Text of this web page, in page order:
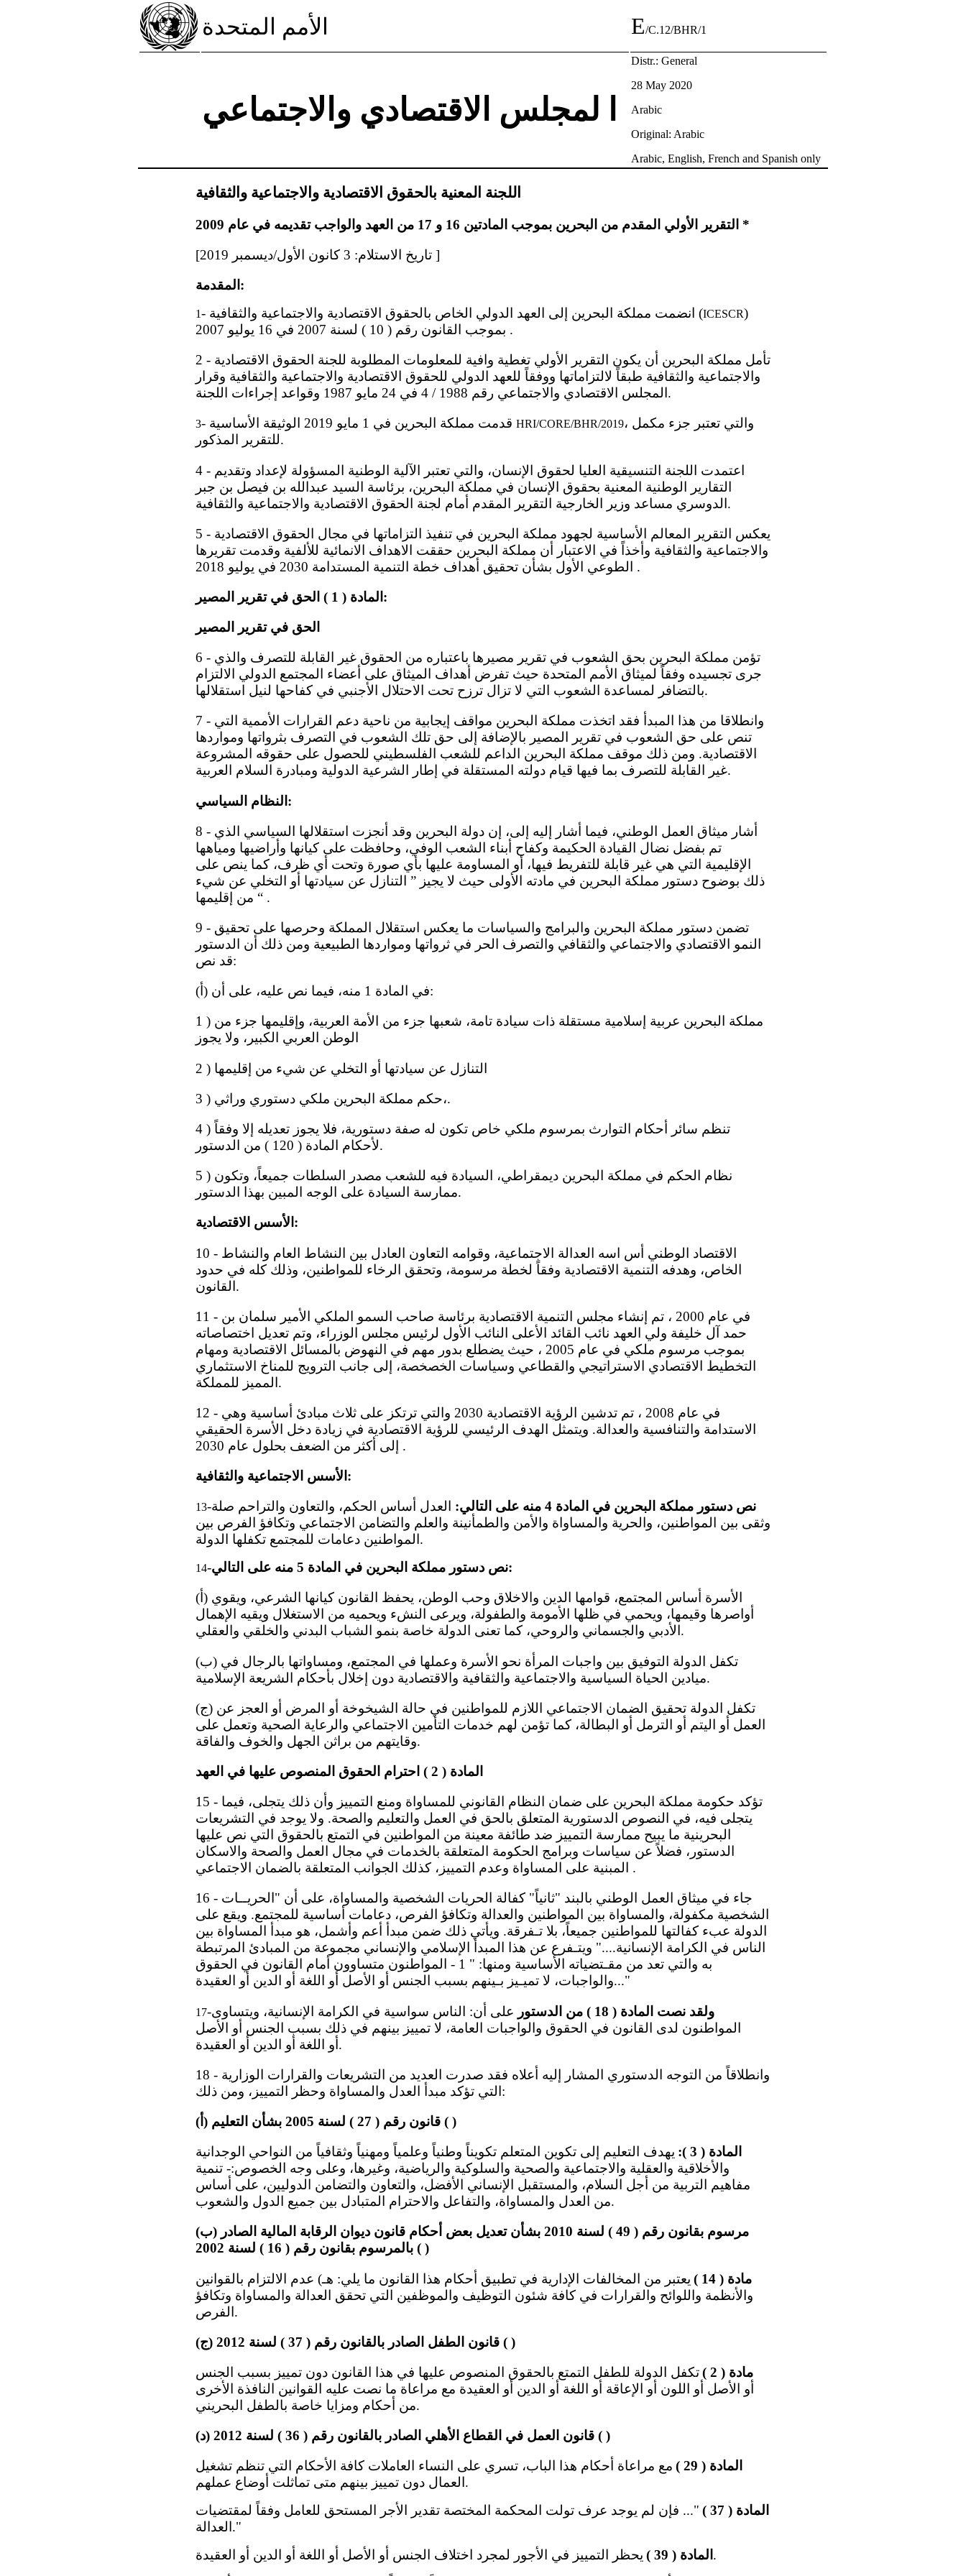
الأمم المتحدة E/C.12/BHR/1
ا لمجلس الاقتصادي والاجتماعي
Distr.: General
28 May 2020
Arabic
Original: Arabic
Arabic, English, French and Spanish only
اللجنة المعنية بالحقوق الاقتصادية والاجتماعية والثقافية‏‏
التقرير الأولي المقدم من البحرين بموجب المادتين 16 و 17 من العهد والواجب تقديمه في عام 2009 *
[تاريخ الاستلام: 3 كانون الأول/ديسمبر 2019 ]
المقدمة:
1 - انضمت مملكة البحرين إلى العهد الدولي الخاص بالحقوق الاقتصادية والاجتماعية والثقافية (ICESCR)
بموجب القانون رقم ( 10 ) لسنة 2007 في 16 يوليو 2007 .
2 - تأمل مملكة البحرين أن يكون التقرير الأولي تغطية وافية للمعلومات المطلوبة للجنة الحقوق الاقتصادية
والاجتماعية والثقافية طبقاً لالتزاماتها ووفقاً للعهد الدولي للحقوق الاقتصادية والاجتماعية والثقافية وقرار
المجلس الاقتصادي والاجتماعي رقم 1988 / 4 في 24 مايو 1987 وقواعد إجراءات اللجنة.
3 HRI/CORE/BHR/2019، والتي تعتبر جزء مكمل
للتقرير المذكور.
4 - اعتمدت اللجنة التنسيقية العليا لحقوق الإنسان، والتي تعتبر الآلية الوطنية المسؤولة لإعداد وتقديم
التقارير الوطنية المعنية بحقوق الإنسان في مملكة البحرين، برئاسة السيد عبدالله بن فيصل بن جبر
الدوسري مساعد وزير الخارجية التقرير المقدم أمام لجنة الحقوق الاقتصادية والاجتماعية والثقافية.
5 - يعكس التقرير المعالم الأساسية لجهود مملكة البحرين في تنفيذ التزاماتها في مجال الحقوق الاقتصادية
والاجتماعية والثقافية وأخذاً في الاعتبار أن مملكة البحرين حققت الاهداف الانمائية للألفية وقدمت تقريرها
الطوعي الأول بشأن تحقيق أهداف خطة التنمية المستدامة 2030 في يوليو 2018 .
المادة ( 1 ) الحق في تقرير المصير:
الحق في تقرير المصير
6 - تؤمن مملكة البحرين بحق الشعوب في تقرير مصيرها باعتباره من الحقوق غير القابلة للتصرف والذي
جرى تجسيده وفقاً لميثاق الأمم المتحدة حيث تفرض أهداف الميثاق على أعضاء المجتمع الدولي الالتزام
بالتضافر لمساعدة الشعوب التي لا تزال ترزح تحت الاحتلال الأجنبي في كفاحها لنيل استقلالها.
7 - وانطلاقا من هذا المبدأ فقد اتخذت مملكة البحرين مواقف إيجابية من ناحية دعم القرارات الأممية التي
تنص على حق الشعوب في تقرير المصير بالإضافة إلى حق تلك الشعوب في التصرف بثرواتها ومواردها
الاقتصادية. ومن ذلك موقف مملكة البحرين الداعم للشعب الفلسطيني للحصول على حقوقه المشروعة
غير القابلة للتصرف بما فيها قيام دولته المستقلة في إطار الشرعية الدولية ومبادرة السلام العربية.
النظام السياسي:
8 - أشار ميثاق العمل الوطني، فيما أشار إليه إلى، إن دولة البحرين وقد أنجزت استقلالها السياسي الذي
تم بفضل نضال القيادة الحكيمة وكفاح أبناء الشعب الوفي، وحافظت على كيانها وأراضيها ومياهها
الإقليمية التي هي غير قابلة للتفريط فيها، أو المساومة عليها بأي صورة وتحت أي ظرف، كما ينص على
ذلك بوضوح دستور مملكة البحرين في مادته الأولى حيث لا يجيز ” التنازل عن سيادتها أو التخلي عن شيء
من إقليمها “ .
9 - تضمن دستور مملكة البحرين والبرامج والسياسات ما يعكس استقلال المملكة وحرصها على تحقيق
النمو الاقتصادي والاجتماعي والثقافي والتصرف الحر في ثرواتها ومواردها الطبيعية ومن ذلك أن الدستور
قد نص:
(أ) في المادة 1 منه، فيما نص عليه، على أن:
1 ) مملكة البحرين عربية إسلامية مستقلة ذات سيادة تامة، شعبها جزء من الأمة العربية، وإقليمها جزء من
الوطن العربي الكبير، ولا يجوز
2 ) التنازل عن سيادتها أو التخلي عن شيء من إقليمها
3 ) حكم مملكة البحرين ملكي دستوري وراثي،.
4 ) تنظم سائر أحكام التوارث بمرسوم ملكي خاص تكون له صفة دستورية، فلا يجوز تعديله إلا وفقاً
لأحكام المادة ( 120 ) من الدستور.
5 ) نظام الحكم في مملكة البحرين ديمقراطي، السيادة فيه للشعب مصدر السلطات جميعاً، وتكون
ممارسة السيادة على الوجه المبين بهذا الدستور.
الأسس الاقتصادية:
10 - الاقتصاد الوطني أس اسه العدالة الاجتماعية، وقوامه التعاون العادل بين النشاط العام والنشاط
الخاص، وهدفه التنمية الاقتصادية وفقاً لخطة مرسومة، وتحقق الرخاء للمواطنين، وذلك كله في حدود
القانون.
11 - في عام 2000 ، تم إنشاء مجلس التنمية الاقتصادية برئاسة صاحب السمو الملكي الأمير سلمان بن
حمد آل خليفة ولي العهد نائب القائد الأعلى النائب الأول لرئيس مجلس الوزراء، وتم تعديل اختصاصاته
بموجب مرسوم ملكي في عام 2005 ، حيث يضطلع بدور مهم في النهوض بالمسائل الاقتصادية ومهام
التخطيط الاقتصادي الاستراتيجي والقطاعي وسياسات الخصخصة، إلى جانب الترويج للمناخ الاستثماري
المميز للمملكة.
12 - في عام 2008 ، تم تدشين الرؤية الاقتصادية 2030 والتي ترتكز على ثلاث مبادئ أساسية وهي
الاستدامة والتنافسية والعدالة. ويتمثل الهدف الرئيسي للرؤية الاقتصادية في زيادة دخل الأسرة الحقيقي
إلى أكثر من الضعف بحلول عام 2030 .
الأسس الاجتماعية والثقافية:
13- نص دستور مملكة البحرين في المادة 4 منه على التالي:
العدل أساس الحكم، والتعاون والتراحم صلة
وثقى بين المواطنين، والحرية والمساواة والأمن والطمأنينة والعلم والتضامن الاجتماعي وتكافؤ الفرص بين
المواطنين دعامات للمجتمع تكفلها الدولة.
14- نص دستور مملكة البحرين في المادة 5 منه على التالي:
(أ) الأسرة أساس المجتمع، قوامها الدين والاخلاق وحب الوطن، يحفظ القانون كيانها الشرعي، ويقوي
أواصرها وقيمها، ويحمي في ظلها الأمومة والطفولة، ويرعى النشء ويحميه من الاستغلال ويقيه الإهمال
الأدبي والجسماني والروحي، كما تعنى الدولة خاصة بنمو الشباب البدني والخلقي والعقلي.
(ب) تكفل الدولة التوفيق بين واجبات المرأة نحو الأسرة وعملها في المجتمع، ومساواتها بالرجال في
ميادين الحياة السياسية والاجتماعية والثقافية والاقتصادية دون إخلال بأحكام الشريعة الإسلامية.
(ج) تكفل الدولة تحقيق الضمان الاجتماعي اللازم للمواطنين في حالة الشيخوخة أو المرض أو العجز عن
العمل أو اليتم أو الترمل أو البطالة، كما تؤمن لهم خدمات التأمين الاجتماعي والرعاية الصحية وتعمل على
وقايتهم من براثن الجهل والخوف والفاقة.
المادة ( 2 ) احترام الحقوق المنصوص عليها في العهد
15 - تؤكد حكومة مملكة البحرين على ضمان النظام القانوني للمساواة ومنع التمييز وأن ذلك يتجلى، فيما
يتجلى فيه، في النصوص الدستورية المتعلق بالحق في العمل والتعليم والصحة. ولا يوجد في التشريعات
البحرينية ما يبيح ممارسة التمييز ضد طائفة معينة من المواطنين في التمتع بالحقوق التي نص عليها
الدستور، فضلاً عن سياسات وبرامج الحكومة المتعلقة بالخدمات في مجال العمل والصحة والاسكان
المبنية على المساواة وعدم التمييز، كذلك الجوانب المتعلقة بالضمان الاجتماعي .
16 - جاء في ميثاق العمل الوطني بالبند "ثانياً" كفالة الحريات الشخصية والمساواة، على أن "الحريــات
الشخصية مكفولة، والمساواة بين المواطنين والعدالة وتكافؤ الفرص، دعامات أساسية للمجتمع. ويقع على
الدولة عبء كفالتها للمواطنين جميعاً، بلا تـفرقة. ويأتي ذلك ضمن مبدأ أعم وأشمل، هو مبدأ المساواة بين
الناس في الكرامة الإنسانية...." ويتـفرع عن هذا المبدأ الإسلامي والإنساني مجموعة من المبادئ المرتبطة
به والتي تعد من مقـتضياته الأساسية ومنها: " 1 - المواطنون متساوون أمام القانون في الحقوق
والواجبات، لا تميـيز بـينهم بسبب الجنس أو الأصل أو اللغة أو الدين أو العقيدة..."
17- ولقد نصت المادة ( 18 ) من الدستور
على أن: الناس سواسية في الكرامة الإنسانية، ويتساوى
المواطنون لدى القانون في الحقوق والواجبات العامة، لا تمييز بينهم في ذلك بسبب الجنس أو الأصل
أو اللغة أو الدين أو العقيدة.
18 - وانطلاقاً من التوجه الدستوري المشار إليه أعلاه فقد صدرت العديد من التشريعات والقرارات الوزارية
التي تؤكد مبدأ العدل والمساواة وحظر التمييز، ومن ذلك:
(أ) قانون رقم ( 27 ) لسنة 2005 بشأن التعليم ( )
المادة ( 3 ):
يهدف التعليم إلى تكوين المتعلم تكويناً وطنياً وعلمياً ومهنياً وثقافياً من النواحي الوجدانية
والأخلاقية والعقلية والاجتماعية والصحية والسلوكية والرياضية، وغيرها، وعلى وجه الخصوص:- تنمية
مفاهيم التربية من أجل السلام، والمستقبل الإنساني الأفضل، والتعاون والتضامن الدوليين، على أساس
من العدل والمساواة، والتفاعل والاحترام المتبادل بين جميع الدول والشعوب.
(ب) مرسوم بقانون رقم ( 49 ) لسنة 2010 بشأن تعديل بعض أحكام قانون ديوان الرقابة المالية الصادر
بالمرسوم بقانون رقم ( 16 ) لسنة 2002 ( )
مادة ( 14 )
يعتبر من المخالفات الإدارية في تطبيق أحكام هذا القانون ما يلي: هـ) عدم الالتزام بالقوانين
والأنظمة واللوائح والقرارات في كافة شئون التوظيف والموظفين التي تحقق العدالة والمساواة وتكافؤ
الفرص.
(ج) قانون الطفل الصادر بالقانون رقم ( 37 ) لسنة 2012 ( )
مادة ( 2 )
تكفل الدولة للطفل التمتع بالحقوق المنصوص عليها في هذا القانون دون تمييز بسبب الجنس
أو الأصل أو اللون أو الإعاقة أو اللغة أو الدين أو العقيدة مع مراعاة ما نصت عليه القوانين النافذة الأخرى
من أحكام ومزايا خاصة بالطفل البحريني.
(د) قانون العمل في القطاع الأهلي الصادر بالقانون رقم ( 36 ) لسنة 2012 ( )
المادة ( 29 )
مع مراعاة أحكام هذا الباب، تسري على النساء العاملات كافة الأحكام التي تنظم تشغيل
العمال دون تمييز بينهم متى تماثلت أوضاع عملهم.
المادة ( 37 )
"... فإن لم يوجد عرف تولت المحكمة المختصة تقدير الأجر المستحق للعامل وفقاً لمقتضيات
العدالة."
المادة ( 39 ) يحظر التمييز في الأجور لمجرد اختلاف الجنس أو الأصل أو اللغة أو الدين أو العقيدة.